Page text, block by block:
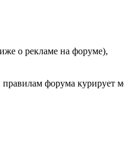
о рекламе на форуме),
форума курирует